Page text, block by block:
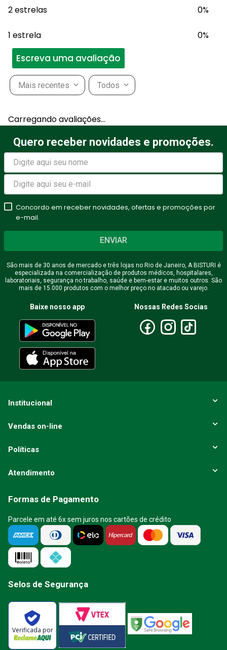
2 estrelas 0%
1 estrela 0%
Escreva uma avaliação
Avalie o produto de 1 a 5
estrelas
★★★★★
Seu nome
Endereço de email
Escreva uma avaliação
ENVIAR AVALIAÇÃO
Mais recentes Todos
Carregando avaliações…
Quero receber novidades e promoções.
Concordo em receber novidades, ofertas e promoções por
e-mail.
ENVIAR
São mais de 30 anos de mercado e três lojas no Rio de Janeiro, A BISTURI é
especializada na comercialização de produtos médicos, hospitalares,
laboratoriais, segurança no trabalho, saúde e bem-estar e muitos outros. São
mais de 15.000 produtos com o melhor preço no atacado ou varejo.
Baixe nosso app Nossas Redes Socias
Institucional
Vendas on-line
Políticas
Atendimento
Formas de Pagamento
Parcele em até 6x sem juros nos cartões de crédito
Selos de Segurança
Verificada por